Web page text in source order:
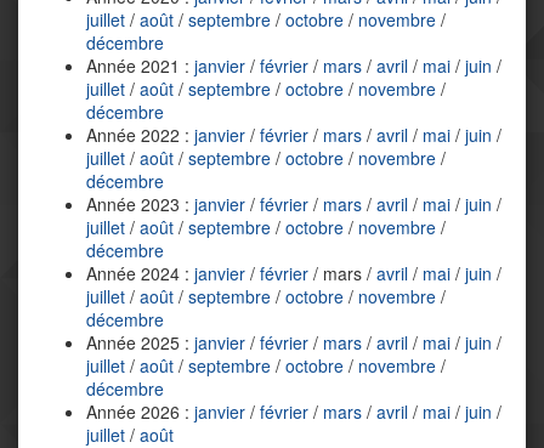
juillet / août / septembre / octobre / novembre /
décembre
Année 2021 : janvier / février / mars / avril / mai / juin /
juillet / août / septembre / octobre / novembre /
décembre
Année 2022 : janvier / février / mars / avril / mai / juin /
juillet / août / septembre / octobre / novembre /
décembre
Année 2023 : janvier / février / mars / avril / mai / juin /
juillet / août / septembre / octobre / novembre /
décembre
Année 2024 : janvier / février / mars / avril / mai / juin /
juillet / août / septembre / octobre / novembre /
décembre
Année 2025 : janvier / février / mars / avril / mai / juin /
juillet / août / septembre / octobre / novembre /
décembre
Année 2026 : janvier / février / mars / avril / mai / juin /
juillet / août